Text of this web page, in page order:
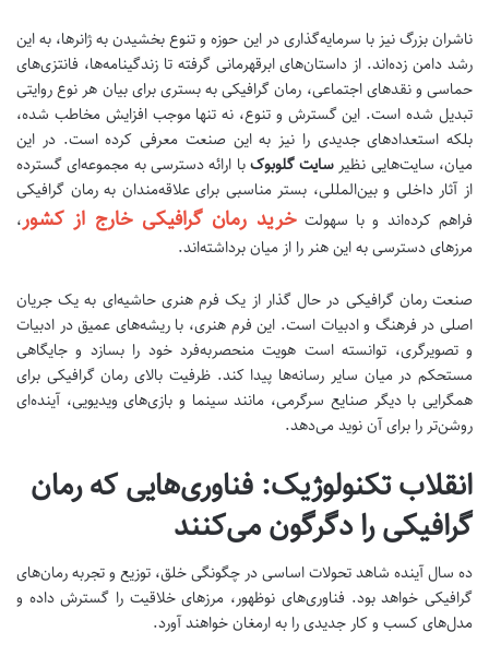
ناشران بزرگ نیز با سرمایه‌گذاری در این حوزه و تنوع بخشیدن به ژانرها، به این
رشد دامن زده‌اند. از داستان‌های ابرقهرمانی گرفته تا زندگینامه‌ها، فانتزی‌های
حماسی و نقدهای اجتماعی، رمان گرافیکی به بستری برای بیان هر نوع روایتی
تبدیل شده است. این گسترش و تنوع، نه تنها موجب افزایش مخاطب شده،
بلکه استعدادهای جدیدی را نیز به این صنعت معرفی کرده است. در این
میان، سایت‌هایی نظیر سایت گلوبوکبا ارائه دسترسی به مجموعه‌ای گسترده
از آثار داخلی و بین‌المللی، بستر مناسبی برای علاقه‌مندان به رمان گرافیکی
فراهم کرده‌اند و با سهولتخرید رمان گرافیکی خارج از کشور،
مرزهای دسترسی به این هنر را از میان برداشته‌اند.
صنعت رمان گرافیکی در حال گذار از یک فرم هنری حاشیه‌ای به یک جریان
اصلی در فرهنگ و ادبیات است. این فرم هنری، با ریشه‌های عمیق در ادبیات
و تصویرگری، توانسته است هویت منحصربه‌فرد خود را بسازد و جایگاهی
مستحکم در میان سایر رسانه‌ها پیدا کند. ظرفیت بالای رمان گرافیکی برای
همگرایی با دیگر صنایع سرگرمی، مانند سینما و بازی‌های ویدیویی، آینده‌ای
روشن‌تر را برای آن نوید می‌دهد.
انقلاب تکنولوژیک: فناوری‌هایی که رمان
گرافیکی را دگرگون می‌کنند
ده سال آینده شاهد تحولات اساسی در چگونگی خلق، توزیع و تجربه رمان‌های
گرافیکی خواهد بود. فناوری‌های نوظهور، مرزهای خلاقیت را گسترش داده و
مدل‌های کسب و کار جدیدی را به ارمغان خواهند آورد.